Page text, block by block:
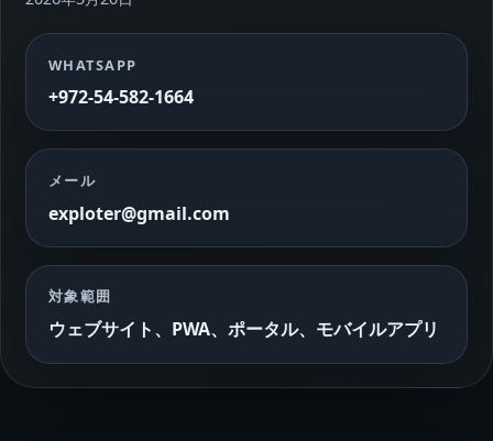
WHATSAPP
+972-54-582-1664
メール
exploter@gmail.com
対象範囲
ウェブサイト、PWA、ポータル、モバイルアプリ